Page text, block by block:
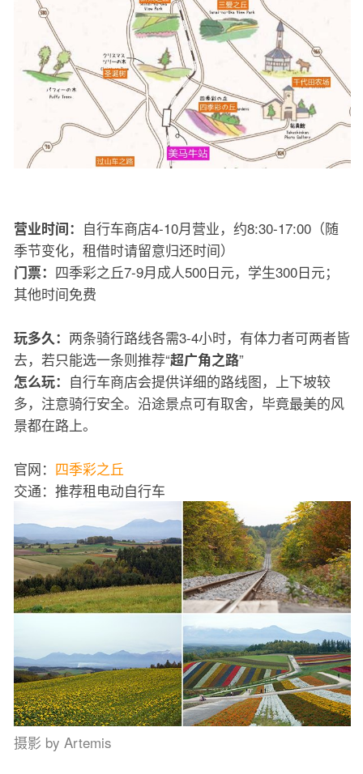
营业时间： 自行车商店4-10月营业，约8:30-17:00（随
季节变化，租借时请留意归还时间）
门票： 四季彩之丘7-9月成人500日元，学生300日元；
其他时间免费
玩多久： 两条骑行路线各需3-4小时，有体力者可两者皆
去，若只能选一条则推荐“超广角之路”
怎么玩： 自行车商店会提供详细的路线图，上下坡较
多，注意骑行安全。沿途景点可有取舍，毕竟最美的风
景都在路上。
官网： 四季彩之丘
交通：推荐租电动自行车
摄影 by Artemis